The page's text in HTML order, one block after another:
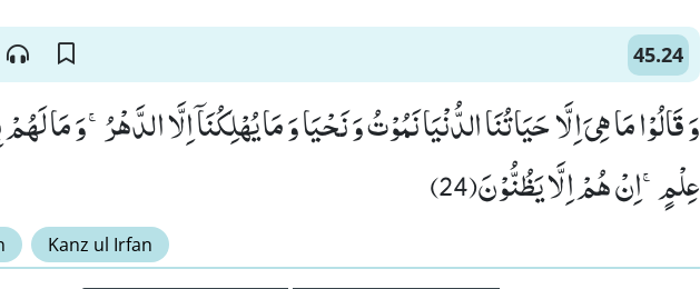
45.24
وَ قَالُوْا مَا هِیَ اِلَّا حَیَاتُنَا الدُّنْیَا نَمُوْتُ وَ نَحْیَا وَ مَا یُهْلِكُنَاۤ اِلَّا الدَّهْرُۚ-وَ مَا
عِلْمٍۚ-اِنْ هُمْ اِلَّا یَظُنُّوْنَ(24)
Kanz ul Irfan